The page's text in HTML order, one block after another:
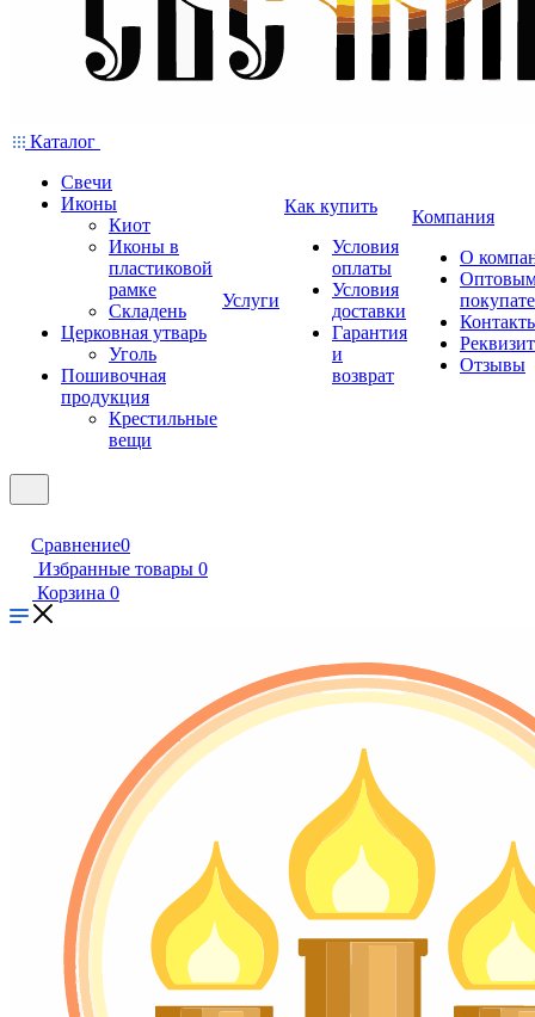
Каталог
Свечи
Иконы
Киот
Иконы в
пластиковой
рамке
Складень
Церковная утварь
Уголь
Пошивочная
продукция
Крестильные
вещи
Услуги
Как купить
Условия
оплаты
Условия
доставки
Гарантия
и
возврат
Компания
О
Отзывы
Сравнение0
Избранные товары 0
Корзина 0